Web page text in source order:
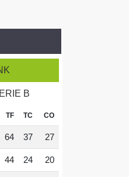
B
TF TC CO
64 37 27
44 24 20